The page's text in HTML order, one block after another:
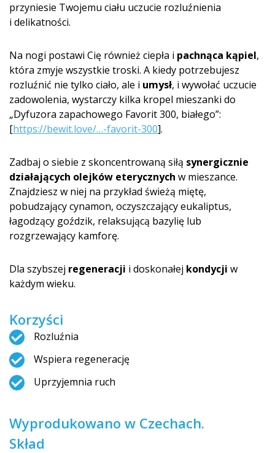
przyniesie Twojemu ciału uczucie rozluźnienia
i delikatności.
Na nogi postawi Cię również ciepła i pachnąca kąpiel,
która zmyje wszystkie troski. A kiedy potrzebujesz
rozluźnić nie tylko ciało, ale i umysł, i wywołać uczucie
zadowolenia, wystarczy kilka kropel mieszanki do
„Dyfuzora zapachowego Favorit 300, białego”:
[https://bewit.love/…-favorit-300].
Zadbaj o siebie z skoncentrowaną siłą synergicznie
działających olejków eterycznych w mieszance.
Znajdziesz w niej na przykład świeżą miętę,
pobudzający cynamon, oczyszczający eukaliptus,
łagodzący goździk, relaksującą bazylię lub
rozgrzewający kamforę.
Dla szybszej regeneracji i doskonałej kondycji w
każdym wieku.
Korzyści
Rozluźnia
Wspiera regenerację
Uprzyjemnia ruch
Wyprodukowano w Czechach.
Skład